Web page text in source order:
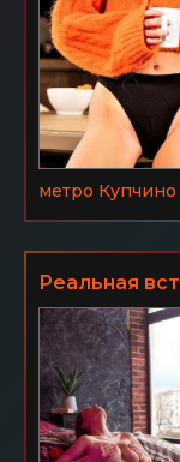
метро Купчино
Реальная
2500